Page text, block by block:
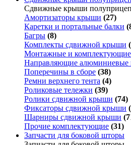
Сдвижные крыши
Амортизаторы крыши (27)
Каретки и портальные балки
Багры (8)
Комплекты сдвижной крыши
Монтажные и
Направляющие алюминиевые
Поперечины в сборе (38)
Ремни верхнего тента (4)
Роликовые тележки (39)
Ролики сдвижной крыши (74)
Фиксаторы сдвижной крыши
Шарниры сдвижной крыши
Прочие комплектующие (31)
Запчасти для боковой шторы